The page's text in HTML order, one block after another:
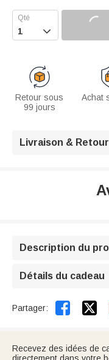

Retour sous
99 jours
Achat
Livraison & Retour
Description du
Détails du cadeau
Partager: 
Recevez des idées de